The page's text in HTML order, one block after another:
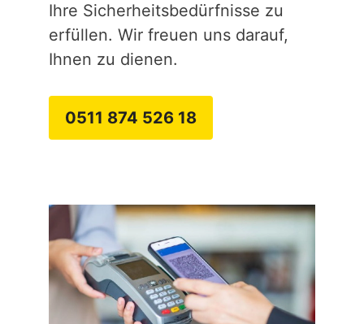
Ihre Sicherheitsbedürfnisse zu
erfüllen. Wir freuen uns darauf,
Ihnen zu dienen.
0511 874 526 18